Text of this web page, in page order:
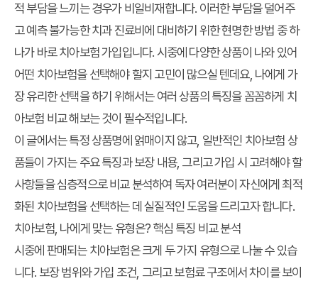
적 부담을 느끼는 경우가 비일비재합니다. 이러한 부담을 덜어주
고 예측 불가능한 치과 진료비에 대비하기 위한 현명한 방법 중 하
나가 바로 치아보험 가입입니다. 시중에 다양한 상품이 나와 있어
어떤 치아보험을 선택해야 할지 고민이 많으실 텐데요, 나에게 가
장 유리한 선택을 하기 위해서는 여러 상품의 특징을 꼼꼼하게 치
아보험 비교 해보는 것이 필수적입니다.
이 글에서는 특정 상품명에 얽매이지 않고, 일반적인 치아보험 상
품들이 가지는 주요 특징과 보장 내용, 그리고 가입 시 고려해야 할
사항들을 심층적으로 비교 분석하여 독자 여러분이 자신에게 최적
화된 치아보험을 선택하는 데 실질적인 도움을 드리고자 합니다.
치아보험, 나에게 맞는 유형은? 핵심 특징 비교 분석
시중에 판매되는 치아보험은 크게 두 가지 유형으로 나눌 수 있습
니다. 보장 범위와 가입 조건, 그리고 보험료 구조에서 차이를 보이